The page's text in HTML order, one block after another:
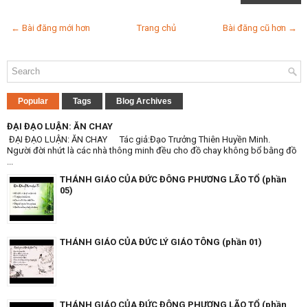
← Bài đăng mới hơn Bài đăng cũ hơn →
Trang chủ
Popular Tags Blog Archives
ĐẠI ĐẠO LUẬN: ĂN CHAY
ĐẠI ĐẠO LUẬN: ĂN CHAY Tác giả:Đạo Trưởng Thiên Huyền Minh.
Người đời nhứt là các nhà thông minh đều cho đồ chay không bổ bằng đồ
THÁNH GIÁO CỦA ĐỨC ĐÔNG PHƯƠNG LÃO TỔ (phần
05)
THÁNH GIÁO CỦA ĐỨC LÝ GIÁO TÔNG (phần 01)
THÁNH GIÁO CỦA ĐỨC ĐÔNG PHƯƠNG LÃO TỔ (phần